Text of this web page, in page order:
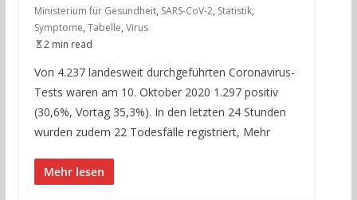
Ministerium für Gesundheit, SARS-CoV-2, Statistik,
Symptome, Tabelle, Virus
2 min read
Von 4.237 landesweit durchgeführten Coronavirus-
Tests waren am 10. Oktober 2020 1.297 positiv
(30,6%, Vortag 35,3%). In den letzten 24 Stunden
wurden zudem 22 Todesfälle registriert, Mehr
Mehr lesen